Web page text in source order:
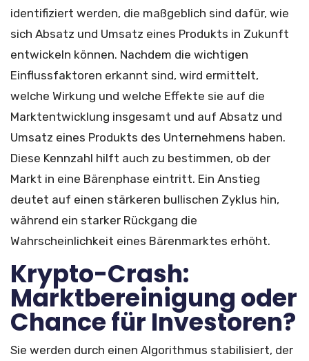
identifiziert werden, die maßgeblich sind dafür, wie
sich Absatz und Umsatz eines Produkts in Zukunft
entwickeln können. Nachdem die wichtigen
Einflussfaktoren erkannt sind, wird ermittelt,
welche Wirkung und welche Effekte sie auf die
Marktentwicklung insgesamt und auf Absatz und
Umsatz eines Produkts des Unternehmens haben.
Diese Kennzahl hilft auch zu bestimmen, ob der
Markt in eine Bärenphase eintritt. Ein Anstieg
deutet auf einen stärkeren bullischen Zyklus hin,
während ein starker Rückgang die
Wahrscheinlichkeit eines Bärenmarktes erhöht.
Krypto-Crash:
Marktbereinigung oder
Chance für Investoren?
Sie werden durch einen Algorithmus stabilisiert, der